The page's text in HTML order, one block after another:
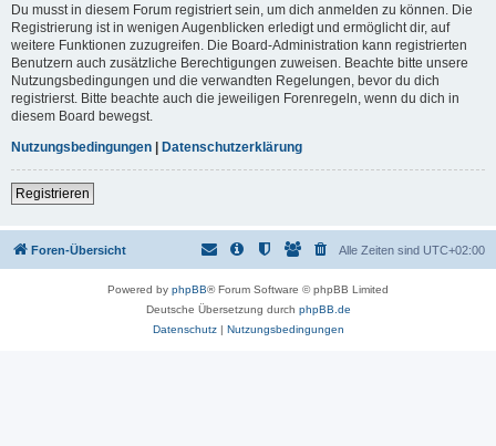
Du musst in diesem Forum registriert sein, um dich anmelden zu können. Die
Registrierung ist in wenigen Augenblicken erledigt und ermöglicht dir, auf
weitere Funktionen zuzugreifen. Die Board-Administration kann registrierten
Benutzern auch zusätzliche Berechtigungen zuweisen. Beachte bitte unsere
Nutzungsbedingungen und die verwandten Regelungen, bevor du dich
registrierst. Bitte beachte auch die jeweiligen Forenregeln, wenn du dich in
diesem Board bewegst.
Nutzungsbedingungen | Datenschutzerklärung
Registrieren
Foren-Übersicht Alle Zeiten sind UTC+02:00
Powered by phpBB® Forum Software © phpBB Limited
Deutsche Übersetzung durch phpBB.de
Datenschutz| Nutzungsbedingungen